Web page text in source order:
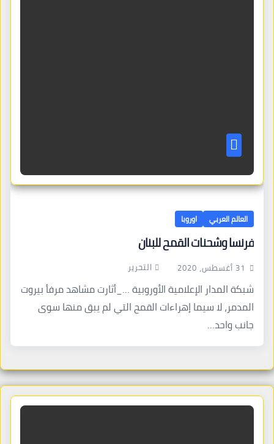
العالم العربي اوروبا
فرنسا وشحنات القمح للبنان
31 أغسطس، 2020 التحرير
شبكة المدار الإعلامية الأوروبية …_أثارت مشاهد مرفأ بيروت
المدمر، لا سيما إهراءات القمح التي لم يبق منها سوى
جانب واحد…